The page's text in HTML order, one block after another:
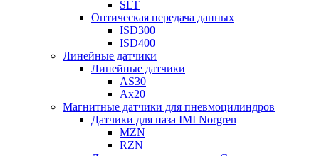
SLT
Оптическая передача данных
ISD300
ISD400
Линейные датчики
Линейные датчики
AS30
Ax20
Магнитные датчики для пневмоцилиндров
Датчики для паза IMI Norgren
MZN
RZN